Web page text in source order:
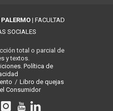
| FACULTAD
SOCIALES
total o parcial de
y textos.
Política de
/ Libro de quejas
Consumidor